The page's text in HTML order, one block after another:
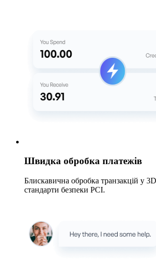
Швидка обробка платежів
Блискавична обробка транзакцій у
стандарти безпеки PCI.